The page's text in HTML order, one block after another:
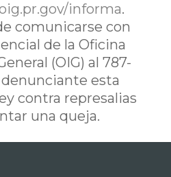
informa.
comunicarse con
de la Oficina
(OIG) al 787-
denunciante esta
contra represalias
una queja.